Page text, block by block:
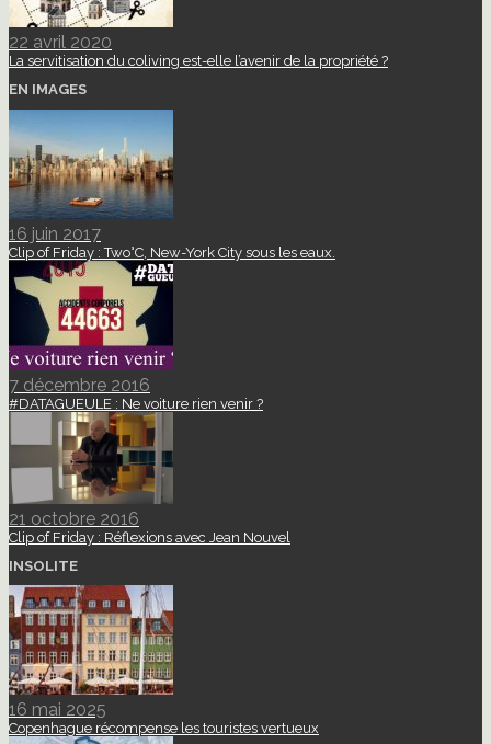
22 avril 2020
La servitisation du coliving est-elle l’avenir de la propriété ?
EN IMAGES
16 juin 2017
Clip of Friday : Two°C, New-York City sous les eaux.
7 décembre 2016
#DATAGUEULE : Ne voiture rien venir ?
21 octobre 2016
Clip of Friday : Réflexions avec Jean Nouvel
INSOLITE
16 mai 2025
Copenhague récompense les touristes vertueux